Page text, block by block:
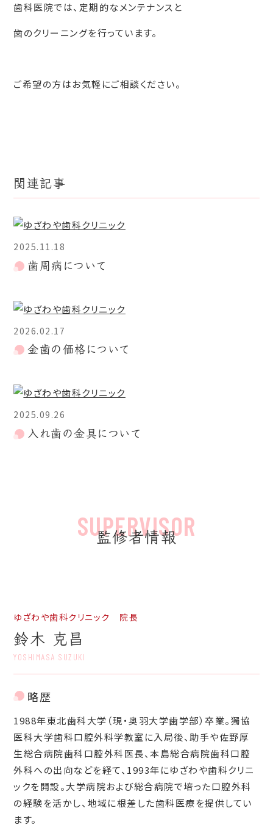
歯科医院では、定期的なメンテナンスと
歯のクリーニングを行っています。
ご希望の方はお気軽にご相談ください。
関連記事
2025.11.18
歯周病について
2026.02.17
金歯の価格について
2025.09.26
入れ歯の金具について
監修者情報
ゆざわや歯科クリニック 院長
鈴木 克昌
YOSHIMASA SUZUKI
略歴
1988年東北歯科大学（現・奥羽大学歯学部）卒業。獨協
医科大学歯科口腔外科学教室に入局後、助手や佐野厚
生総合病院歯科口腔外科医長、本島総合病院歯科口腔
外科への出向などを経て、1993年にゆざわや歯科クリニ
ックを開設。大学病院および総合病院で培った口腔外科
の経験を活かし、地域に根差した歯科医療を提供してい
ます。